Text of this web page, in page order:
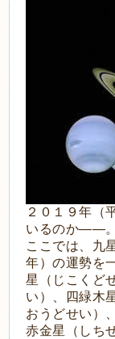
２０１９年（
いるのか――。
ここでは、九
年）の運勢を
星（じこくど
い）、四緑木
おうどせい）
赤金星（しち